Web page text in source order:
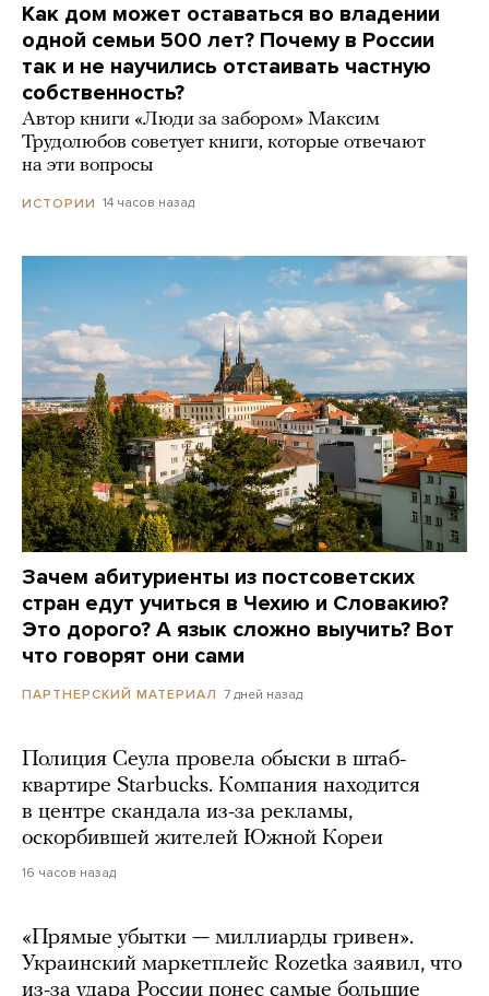
Как дом может оставаться во владении
одной семьи 500 лет? Почему в России
так и не научились отстаивать частную
собственность?
Автор книги «Люди за забором» Максим
Трудолюбов советует книги, которые отвечают
на эти вопросы
ИСТОРИИ 14 часов назад
Зачем абитуриенты из постсоветских
стран едут учиться в Чехию и Словакию?
Это дорого? А язык сложно выучить? Вот
что говорят они сами
ПАРТНЕРСКИЙ МАТЕРИАЛ 7 дней назад
Полиция Сеула провела обыски в штаб-
квартире Starbucks. Компания находится
в центре скандала из-за рекламы,
оскорбившей жителей Южной Кореи
16 часов назад
«Прямые убытки — миллиарды гривен».
Украинский маркетплейс Rozetka заявил, что
из-за удара России понес самые большие